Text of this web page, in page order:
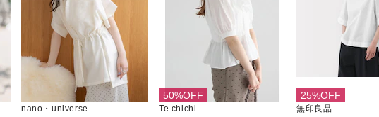
nano・universe
50%OFF
Te chichi
25%OFF
無印良品